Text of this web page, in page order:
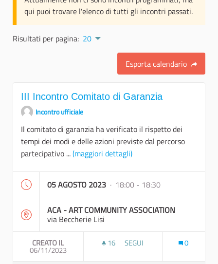
qui puoi trovare l'elenco di tutti gli incontri passati.
Risultati per pagina: 20
Esporta calendario
III Incontro Comitato di Garanzia
Incontro ufficiale
Il comitato di garanzia ha verificato il rispetto dei
tempi dei modi e delle azioni previste dal percorso
partecipativo ...(maggiori dettagli)
05 AGOSTO 2023 · 18:00 - 18:30
ACA - ART COMMUNITY ASSOCIATION
via Beccherie Lisi
CREATO IL
06/11/2023
16 16 SOSTENITORI
SEGUI 0